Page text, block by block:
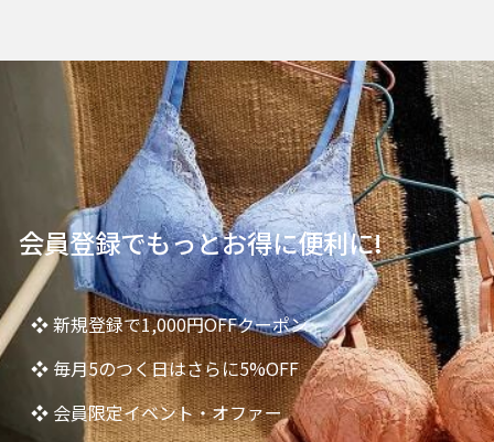
会員登録でもっとお得に便利に!
❖ 新規登録で1,000円OFFクーポン
❖ 毎月5のつく日はさらに5%OFF
❖ 会員限定イベント・オファー